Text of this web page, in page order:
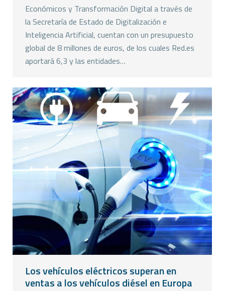
Económicos y Transformación Digital a través de
la Secretaría de Estado de Digitalización e
Inteligencia Artificial, cuentan con un presupuesto
global de 8 millones de euros, de los cuales Red.es
aportará 6,3 y las entidades…
Los vehículos eléctricos superan en
ventas a los vehículos diésel en Europa